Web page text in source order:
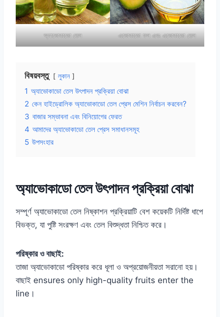
অ্যাভোকাডো তেল এভোকাডো ফল এবং এভোকাডো তেল
বিষয়বস্তু লুকান
1 অ্যাভোকাডো তেল উৎপাদন প্রক্রিয়া বোঝা
2 কেন হাইড্রোলিক অ্যাভোকাডো তেল প্রেস মেশিন নির্বাচন করবেন?
3 বাজার সম্ভাবনা এবং বিনিয়োগের ফেরত
4 আমাদের অ্যাভোকাডো তেল প্রেস সমাধানসমূহ
5 উপসংহার
অ্যাভোকাডো তেল উৎপাদন প্রক্রিয়া বোঝা
সম্পূর্ণ অ্যাভোকাডো তেল নিষ্কাশন প্রক্রিয়াটি বেশ কয়েকটি নির্দিষ্ট ধাপে
বিভক্ত, যা পুষ্টি সংরক্ষণ এবং তেল বিশুদ্ধতা নিশ্চিত করে।
পরিষ্কার ও বাছাই:
তাজা অ্যাভোকাডো পরিষ্কার করে ধূলা ও অপ্রয়োজনীয়তা সরানো হয়।
বাছাই ensures only high-quality fruits enter the
line।